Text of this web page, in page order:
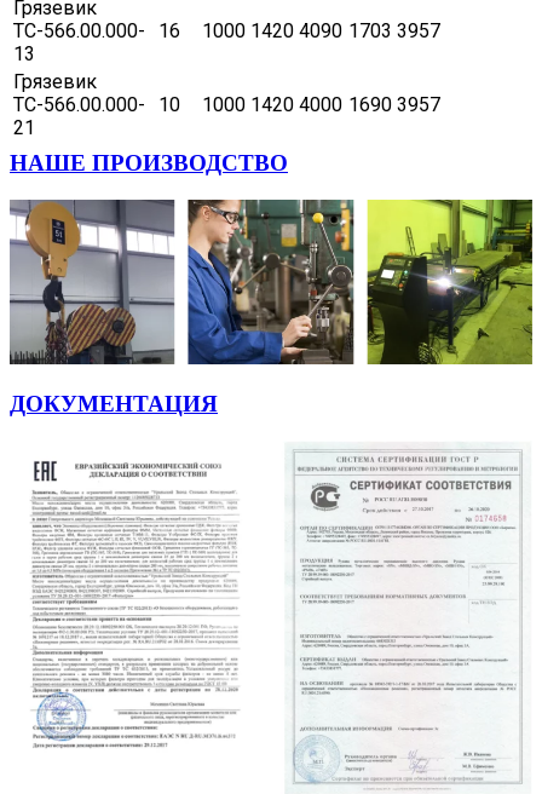
Грязевик
ТС-566.00.000-
13
16 1000 1420 4090 1703 3957
Грязевик
ТС-566.00.000-
21
10 1000 1420 4000 1690 3957
НАШЕ ПРОИЗВОДСТВО
ДОКУМЕНТАЦИЯ